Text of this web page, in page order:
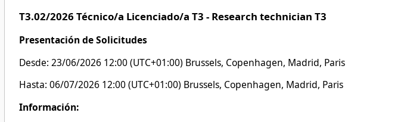
T3.02/2026 Técnico/a Licenciado/a T3 - Research technician T3
Presentación de Solicitudes
Desde: 23/06/2026 12:00 (UTC+01:00) Brussels, Copenhagen, Madrid, Paris
Hasta: 06/07/2026 12:00 (UTC+01:00) Brussels, Copenhagen, Madrid, Paris
Información: